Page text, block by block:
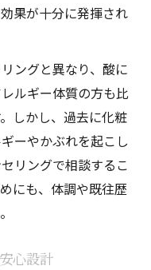
果が十分に発揮され
ングと異なり、酸に
ルギー体質の方も比
しかし、過去に化粧
ーやかぶれを起こし
リングで相談するこ
にも、体調や既往歴
心設計